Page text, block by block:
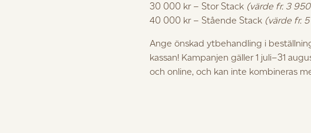
uppleva vårt möbelhantverk i en verklig hemmiljö, skapad
Trendenser – i Sommarnöjens senaste visningshus i
modul- eller platsbyggda, hus är stor på Gotland, och man har redan
man nu in till ett nytt visningshus i natursköna Ardre strax utanför
30 000 kr – Stor Stack (värde fr. 3
40 000 kr – Stående Stack (värde fr.
Ange önskad ytbehandling i
kassan! Kampanjen gäller 1 juli–31
och online, och kan inte kombineras